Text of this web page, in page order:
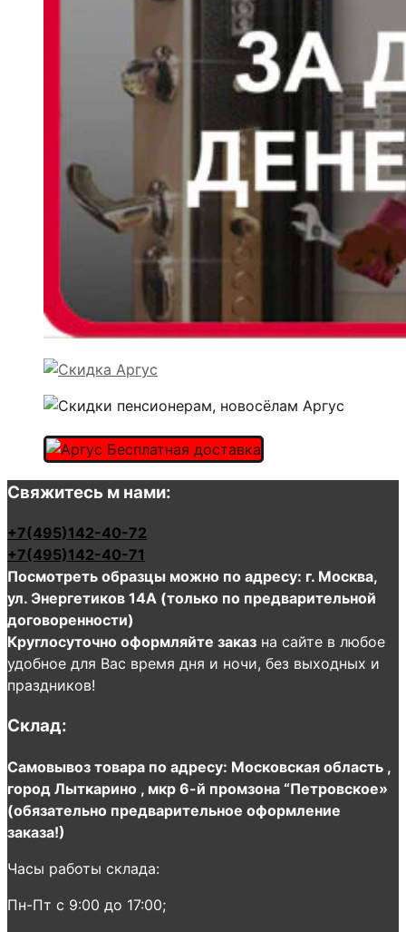
Свяжитесь м нами:
+7(495)142-40-72
+7(495)142-40-71
Посмотреть образцы можно по адресу: г. Москва,
ул. Энергетиков 14А (только по предварительной
договоренности)
Круглосуточно оформляйте заказ на сайте в любое
удобное для Вас время дня и ночи, без выходных и
праздников!
Склад:
Самовывоз товара по адресу: Московская область ,
город Лыткарино , мкр 6-й промзона “Петровское»
(обязательно предварительное оформление
заказа!)
Часы работы склада:
Пн-Пт с 9:00 до 17:00;